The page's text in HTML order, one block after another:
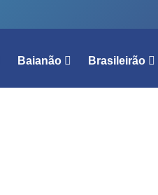
Baianão Brasileirão